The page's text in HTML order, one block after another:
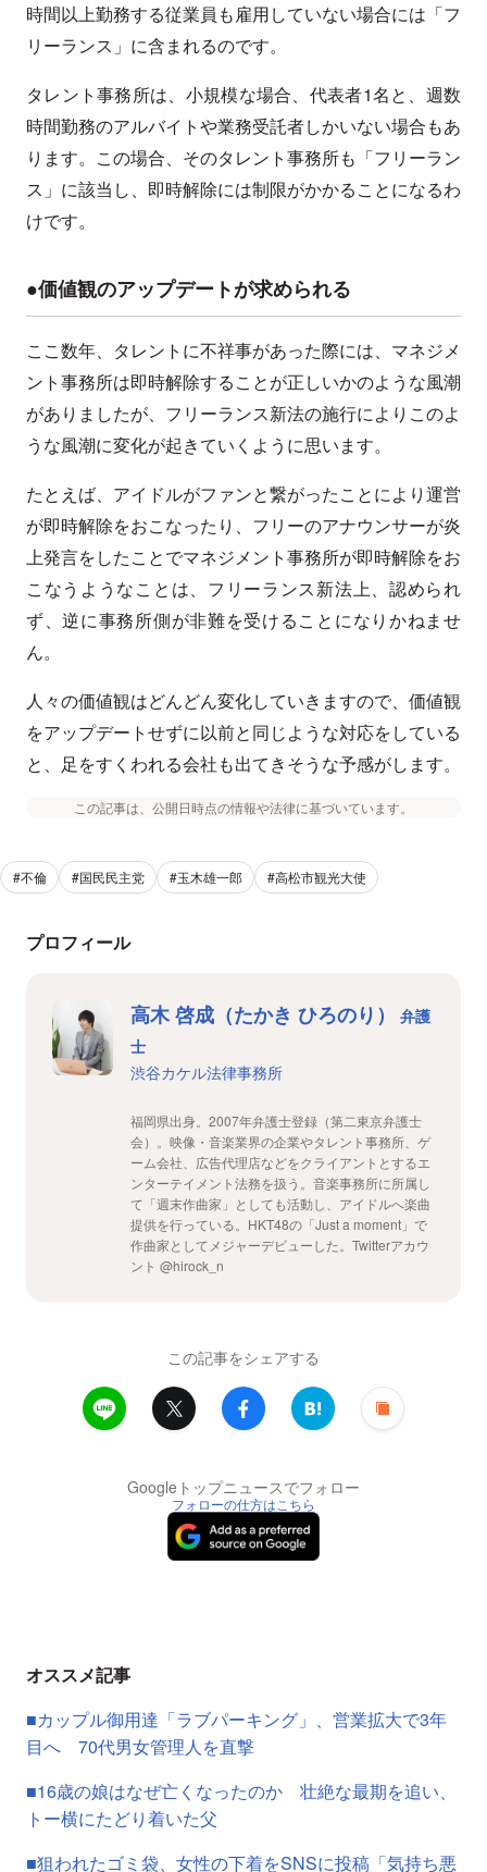
時間以上勤務する従業員も雇用していない場合には「フ
リーランス」に含まれるのです。
タレント事務所は、小規模な場合、代表者1名と、週数
時間勤務のアルバイトや業務受託者しかいない場合もあ
ります。この場合、そのタレント事務所も「フリーラン
ス」に該当し、即時解除には制限がかかることになるわ
けです。
●価値観のアップデートが求められる
ここ数年、タレントに不祥事があった際には、マネジメ
ント事務所は即時解除することが正しいかのような風潮
がありましたが、フリーランス新法の施行によりこのよ
うな風潮に変化が起きていくように思います。
たとえば、アイドルがファンと繋がったことにより運営
が即時解除をおこなったり、フリーのアナウンサーが炎
上発言をしたことでマネジメント事務所が即時解除をお
こなうようなことは、フリーランス新法上、認められ
ず、逆に事務所側が非難を受けることになりかねませ
ん。
人々の価値観はどんどん変化していきますので、価値観
をアップデートせずに以前と同じような対応をしている
と、足をすくわれる会社も出てきそうな予感がします。
この記事は、公開日時点の情報や法律に基づいています。
#不倫 #国民民主党 #玉木雄一郎 #高松市観光大使
プロフィール
高木 啓成（たかき ひろのり）
弁護
士
渋谷カケル法律事務所
福岡県出身。2007年弁護士登録（第二東京弁護士
会）。映像・音楽業界の企業やタレント事務所、ゲ
ーム会社、広告代理店などをクライアントとするエ
ンターテイメント法務を扱う。音楽事務所に所属し
て「週末作曲家」としても活動し、アイドルへ楽曲
提供を行っている。HKT48の「Just a moment」で
作曲家としてメジャーデビューした。Twitterアカウ
ント @hirock_n
この記事をシェアする
Googleトップニュースでフォロー
フォローの仕方はこちら
オススメ記事
■カップル御用達「ラブパーキング」、営業拡大で3年
目へ 70代男女管理人を直撃
■16歳の娘はなぜ亡くなったのか 壮絶な最期を追い、
トー横にたどり着いた父
■狙われたゴミ袋、女性の下着をSNSに投稿「気持ち悪